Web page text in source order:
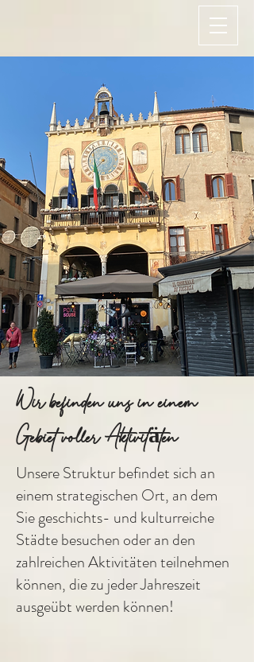
Wir befinden uns in einem
Gebiet voller Aktivitäten
Unsere Struktur befindet sich an
einem strategischen Ort, an dem
Sie geschichts- und kulturreiche
Städte besuchen oder an den
zahlreichen Aktivitäten teilnehmen
können, die zu jeder Jahreszeit
ausgeübt werden können!